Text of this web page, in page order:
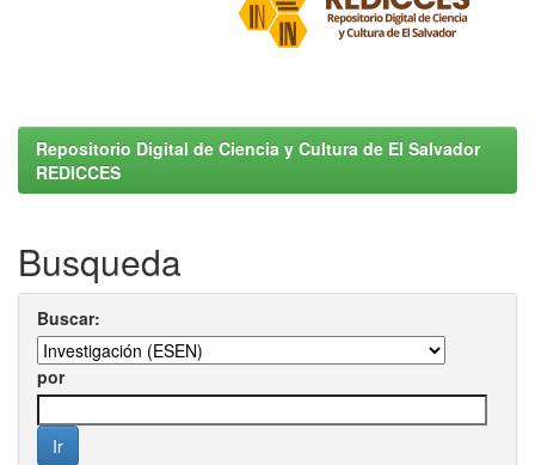
Repositorio Digital de Ciencia y Cultura de El Salvador
REDICCES
Busqueda
Buscar:
por